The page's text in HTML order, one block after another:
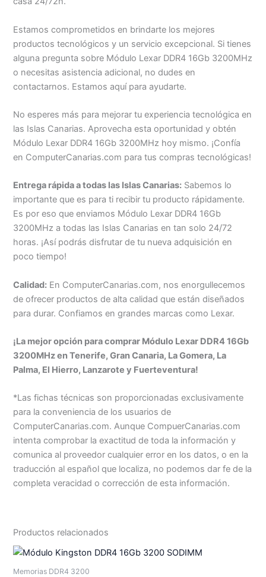
Estamos comprometidos en brindarte los mejores
productos tecnológicos y un servicio excepcional. Si tienes
alguna pregunta sobre Módulo Lexar DDR4 16Gb 3200MHz
o necesitas asistencia adicional, no dudes en
contactarnos. Estamos aquí para ayudarte.
No esperes más para mejorar tu experiencia tecnológica en
las Islas Canarias. Aprovecha esta oportunidad y obtén
Módulo Lexar DDR4 16Gb 3200MHz hoy mismo. ¡Confía
en ComputerCanarias.com para tus compras tecnológicas!
Entrega rápida a todas las Islas Canarias: Sabemos lo
importante que es para ti recibir tu producto rápidamente.
Es por eso que enviamos Módulo Lexar DDR4 16Gb
3200MHz a todas las Islas Canarias en tan solo 24/72
horas. ¡Así podrás disfrutar de tu nueva adquisición en
poco tiempo!
Calidad: En ComputerCanarias.com, nos enorgullecemos
de ofrecer productos de alta calidad que están diseñados
para durar. Confiamos en grandes marcas como Lexar.
¡La mejor opción para comprar Módulo Lexar DDR4 16Gb
3200MHz en Tenerife, Gran Canaria, La Gomera, La
Palma, El Hierro, Lanzarote y Fuerteventura!
*Las fichas técnicas son proporcionadas exclusivamente
para la conveniencia de los usuarios de
ComputerCanarias.com. Aunque CompuerCanarias.com
intenta comprobar la exactitud de toda la información y
comunica al proveedor cualquier error en los datos, o en la
traducción al español que localiza, no podemos dar fe de la
completa veracidad o corrección de esta información.
Productos relacionados
Memorias DDR4 3200